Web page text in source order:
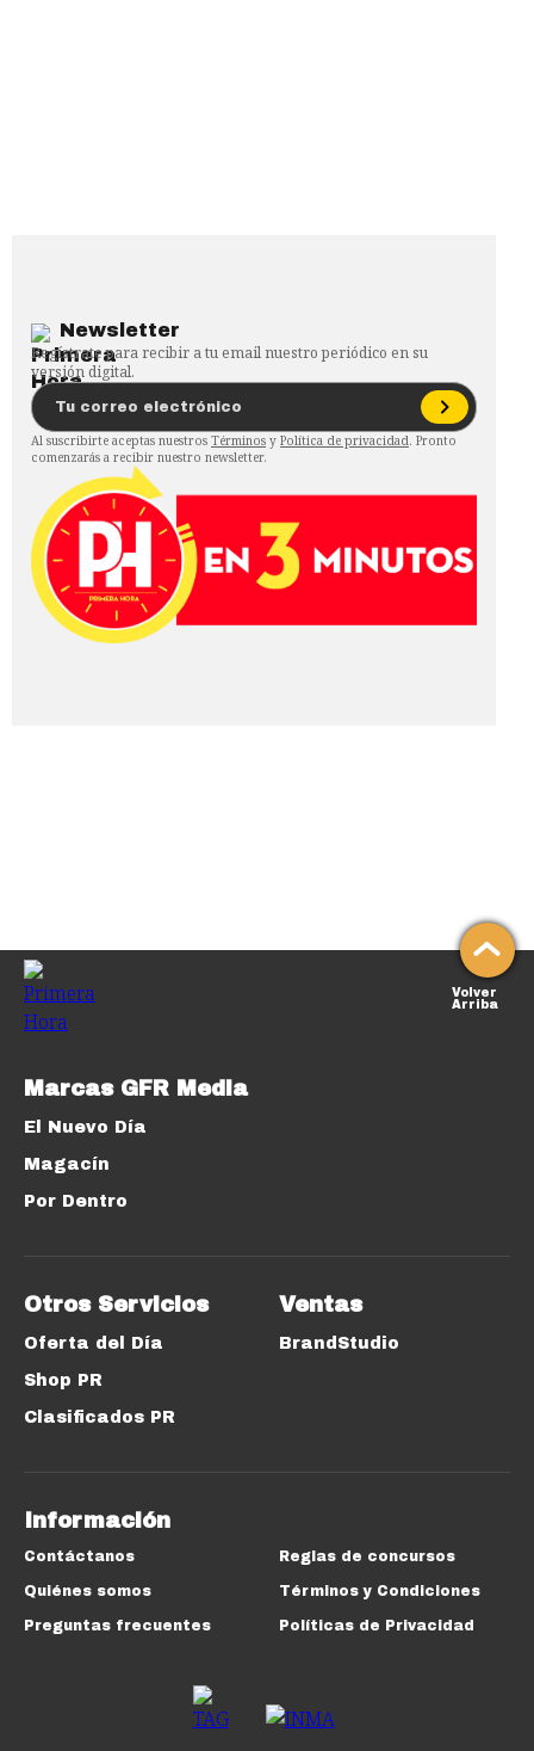
Newsletter
Regístrate para recibir a tu email nuestro periódico en su
versión digital.
Al suscribirte aceptas nuestros Términos y Política de privacidad. Pronto
comenzarás a recibir nuestro newsletter.
Volver
Arriba
Marcas GFR Media
El Nuevo Día
Magacín
Por Dentro
Otros Servicios
Oferta del Día
Shop PR
Clasificados PR
Ventas
BrandStudio
Información
Contáctanos
Quiénes somos
Preguntas frecuentes
Reglas de concursos
Términos y Condiciones
Políticas de Privacidad